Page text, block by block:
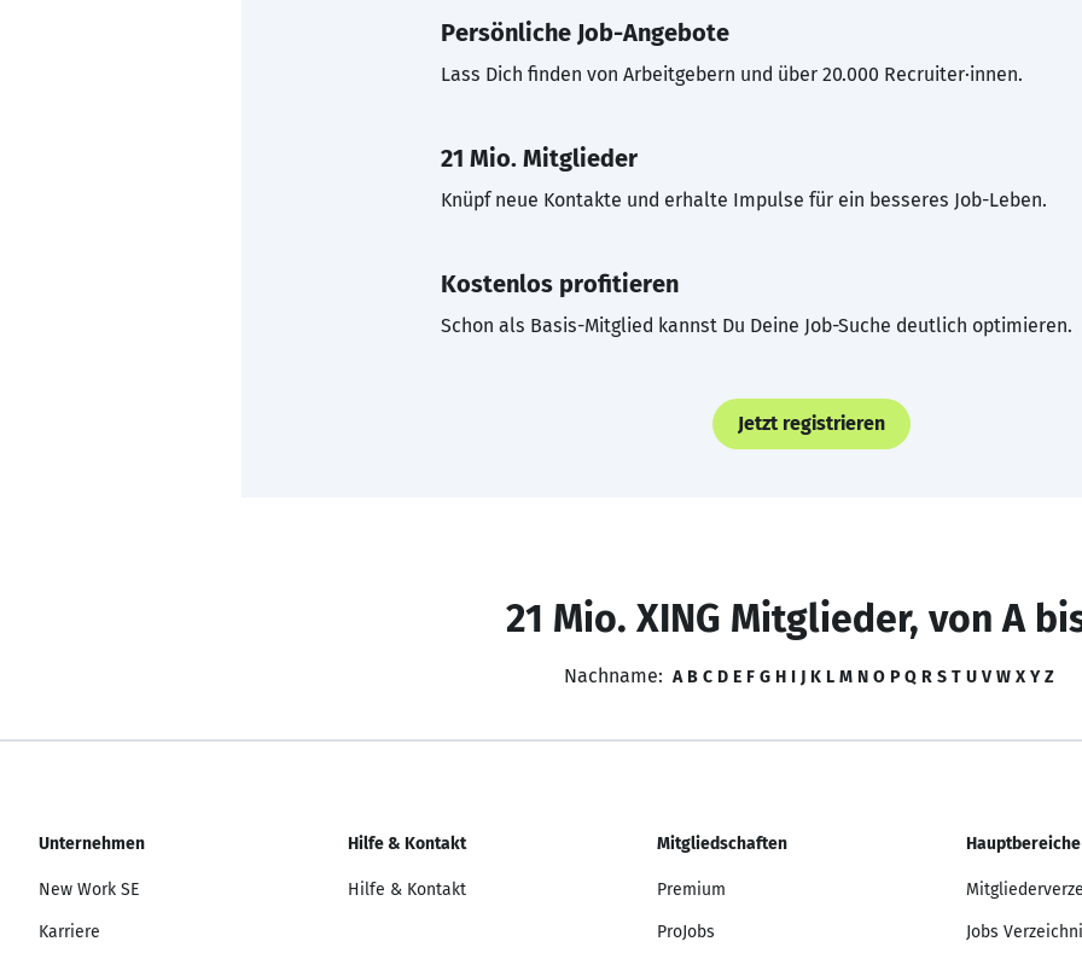
Persönliche Job-Angebote
Lass Dich finden von Arbeitgebern und über 20.000 Recruiter·innen.
21 Mio. Mitglieder
Knüpf neue Kontakte und erhalte Impulse für ein besseres Job-Leben.
Kostenlos profitieren
Schon als Basis-Mitglied kannst Du Deine Job-Suche deutlich optimieren.
Jetzt registrieren
21 Mio. XING Mitglieder, von A
Nachname: A B C D E F G H I J K L M N O P Q R S T U V W X Y Z
Unternehmen
New Work SE
Karriere
Hilfe & Kontakt
Hilfe & Kontakt
Mitgliedschaften
Premium
ProJobs
Hauptbereiche
Jobs